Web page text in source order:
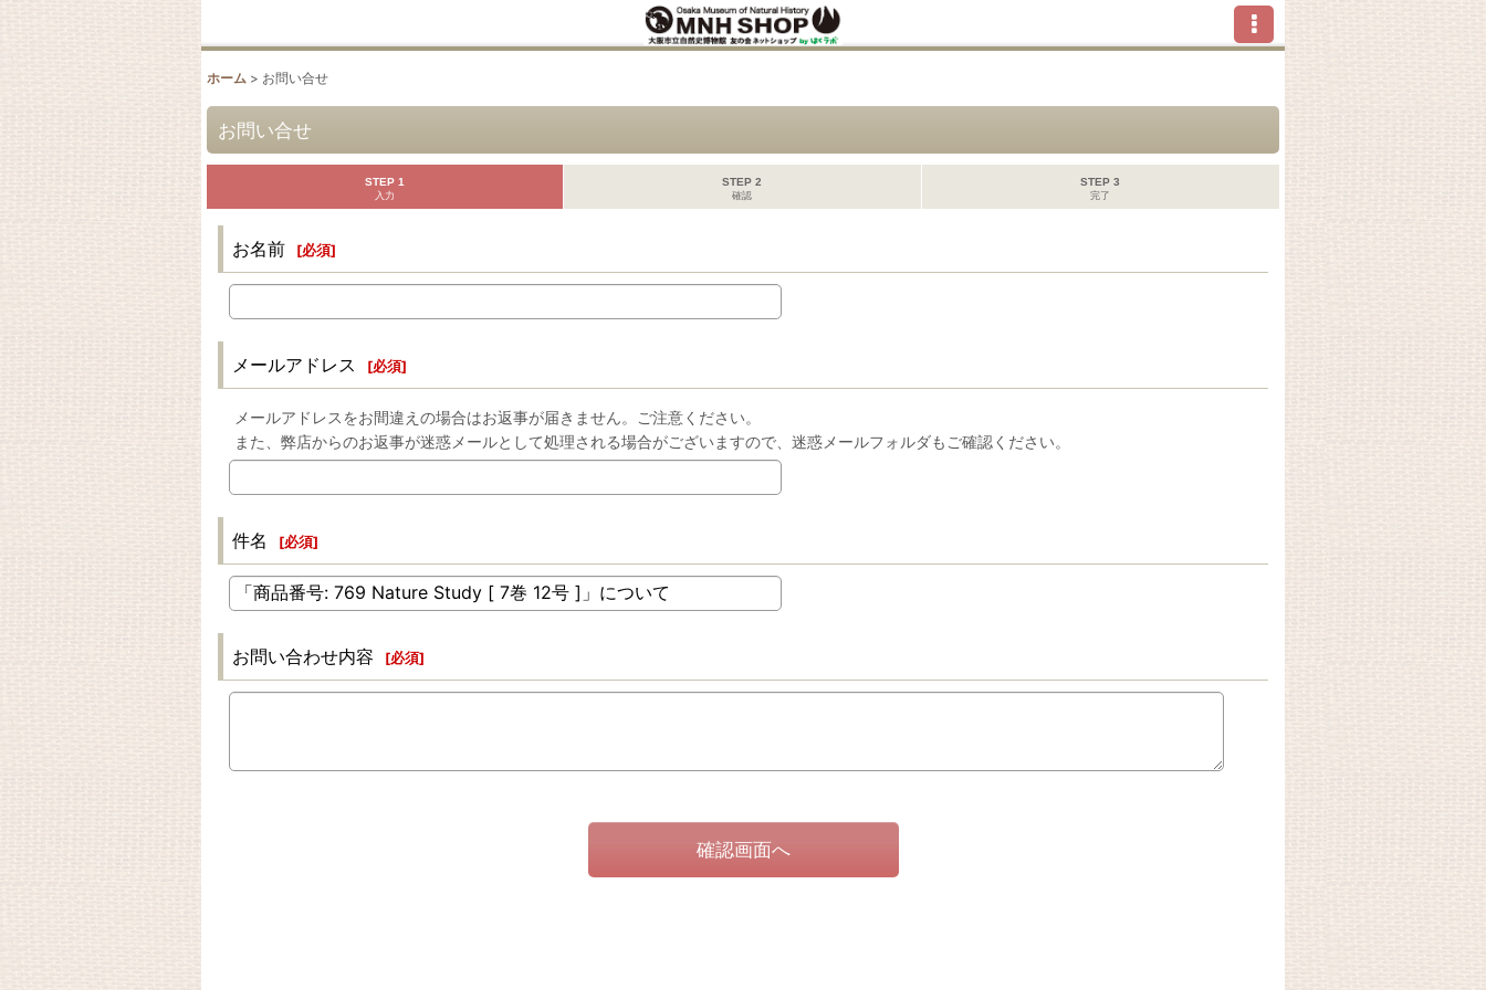
ホーム > お問い合せ
お問い合せ
STEP 1
入力
STEP 2
確認
STEP 3
完了
お名前 [必須]
メールアドレス [必須]
メールアドレスをお間違えの場合はお返事が届きません。ご注意ください。
また、弊店からのお返事が迷惑メールとして処理される場合がございますので、迷惑メールフォルダもご確認ください。
件名 [必須]
お問い合わせ内容 [必須]
確認画面へ